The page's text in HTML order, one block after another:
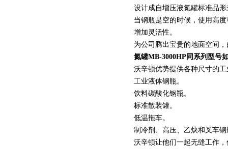
设计成自增压液氮罐标准品
当钢瓶是空的时候，使用高
增加灵活性。
为公司腾出宝贵的地面空间
氮罐MB-3000HP 同系列型号
沃辛顿优势提供各种尺寸的
工业液体钢瓶。
饮料碳酸化钢瓶。
标准散装罐。
低温拖车。
制冷剂、高压、乙炔和叉车钢
沃辛顿让他们一起无缝工作